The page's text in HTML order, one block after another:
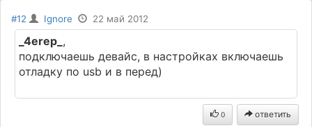
#12 Ignore 22 май 2012
_4erep_ ,
подключаешь девайс, в настройках включаешь
отладку по usb и в перед)
0 ответить